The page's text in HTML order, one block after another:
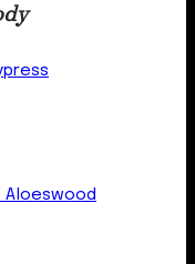
Aloeswood